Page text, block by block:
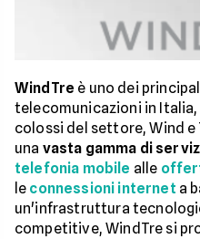
WindTre è uno dei
telecomunicazioni in
colossi del settore, Wind
una vasta gamma di
telefonia mobile alle
le connessioni internet a
un'infrastruttura
competitive, WindTre si